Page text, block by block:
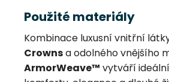
Použité materiály
Kombinace luxusní vnitřní
Crownsa odolného vnějšího
ArmorWeave™ vytváří